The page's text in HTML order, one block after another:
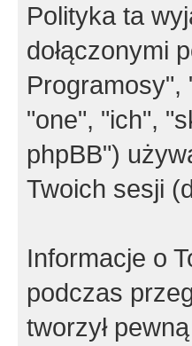
Polityka ta
dołączonymi
Programosy",
"one", "ich",
phpBB")
Twoich sesji
Informacje o
podczas
tworzył